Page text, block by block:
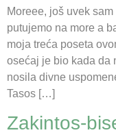
Moreee, još uvek
putujemo na more a
moja treća poseta
osećaj je bio kada da
nosila divne
Tasos […]
Zakintos-